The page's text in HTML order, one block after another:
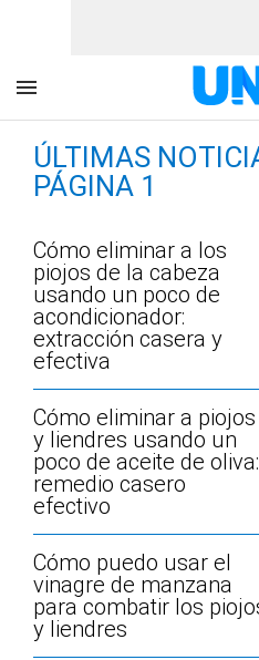
ÚLTIMAS
PÁGINA 1
Cómo eliminar a los
piojos de la cabeza
usando un poco de
acondicionador:
extracción casera y
efectiva
Cómo eliminar a piojos
y liendres usando un
poco de aceite de oliva:
remedio casero
efectivo
Cómo puedo usar el
vinagre de manzana
para combatir los
y liendres